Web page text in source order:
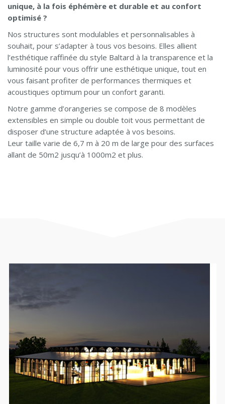
unique, à la fois éphémère et durable et au confort
optimisé ?
Nos structures sont modulables et personnalisables à
souhait, pour s’adapter à tous vos besoins. Elles allient
l’esthétique raffinée du style Baltard à la transparence et la
luminosité pour vous offrir une esthétique unique, tout en
vous faisant profiter de performances thermiques et
acoustiques optimum pour un confort garanti.
Notre gamme d’orangeries se compose de 8 modèles
extensibles en simple ou double toit vous permettant de
disposer d’une structure adaptée à vos besoins.
Leur taille varie de 6,7 m à 20 m de large pour des surfaces
allant de 50m2 jusqu’à 1000m2 et plus.